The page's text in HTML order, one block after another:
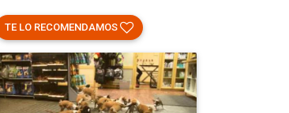
TE LO RECOMENDAMOS